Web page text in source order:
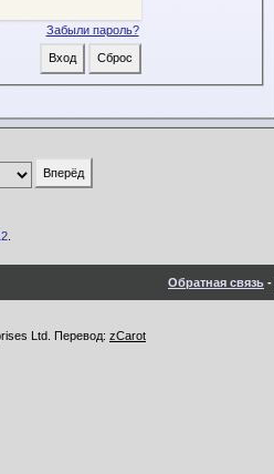
Забыли пароль?
.
Обратная связь -
Ltd. Перевод: zCarot